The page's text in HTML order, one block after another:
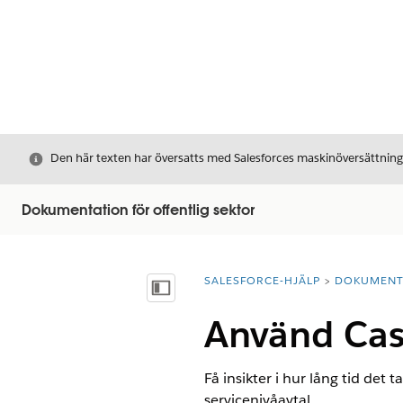
Stäng
Den här texten har översatts med Salesforces
Dokumentation för offentlig sektor
Visa innehållsförteckning
Du är här:
SALESFORCE-HJÄLP DOKUMENT
Använd
Få insikter i hur lång tid det